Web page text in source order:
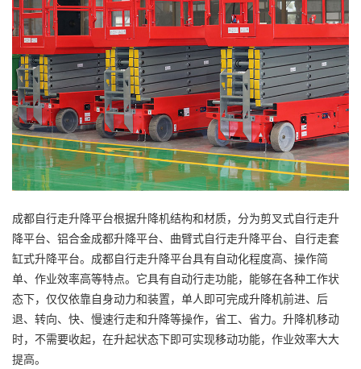
成都自行走升降平台根据升降机结构和材质，分为剪叉式自行走升
降平台、铝合金成都升降平台、曲臂式自行走升降平台、自行走套
缸式升降平台。成都自行走升降平台具有自动化程度高、操作简
单、作业效率高等特点。它具有自动行走功能，能够在各种工作状
态下，仅仅依靠自身动力和装置，单人即可完成升降机前进、后
退、转向、快、慢速行走和升降等操作，省工、省力。升降机移动
时，不需要收起，在升起状态下即可实现移动功能，作业效率大大
提高。